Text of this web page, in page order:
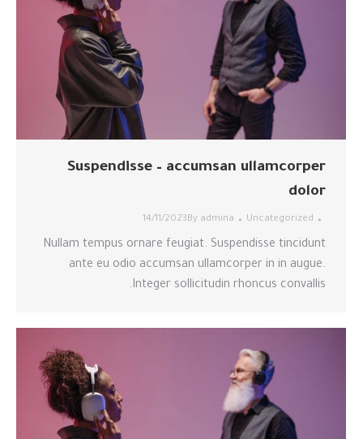
Suspendisse – accumsan ullamcorper
dolor
Uncategorized
By admina
14/11/2023
Nullam tempus ornare feugiat. Suspendisse tincidunt
ante eu odio accumsan ullamcorper in in augue.
Integer sollicitudin rhoncus convallis.